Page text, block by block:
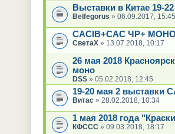
Выставки в Китае 19-
Belfegorus » 06.09.2017, 15:45
CACIB+САС ЧР+ МОНО
СветаХ» 13.07.2018, 10:17
26 мая 2018
моно
DSS» 05.02.2018, 12:45
19-20 мая 2 выставки
Витас» 28.02.2018, 10:34
1 мая 2018 года
КФССС » 09.03.2018, 18:17